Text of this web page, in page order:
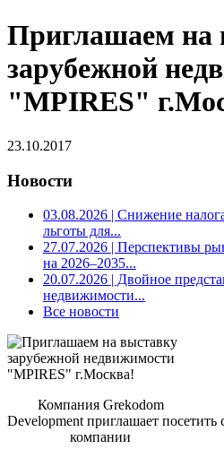
Приглашаем на
зарубежной
"MPIRES"
23.10.2017
Новости
03.08.2026 | Снижение
льготы для...
27.07.2026 | Перспективы
на 2026–2035...
20.07.2026 | Двойное
недвижимости...
Все новости
Компания Grekodom
Development приглашает посетить
компании